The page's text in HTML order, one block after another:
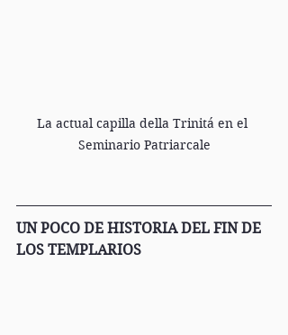
La actual capilla della Trinitá en el
Seminario Patriarcale
UN POCO DE HISTORIA DEL FIN DE
LOS TEMPLARIOS